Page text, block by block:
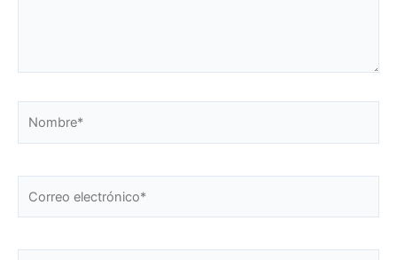
electrónico*